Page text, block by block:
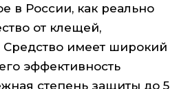
в России, как реально
от клещей,
Средство имеет широкий
эффективность
степень защиты до 5